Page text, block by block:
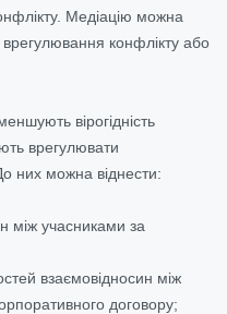
Медіацію можна
конфлікту або
вірогідність
врегулювати
них можна віднести:
між учасниками за
взаємовідносин між
договору;